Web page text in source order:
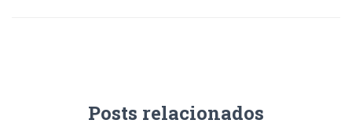
Posts relacionados